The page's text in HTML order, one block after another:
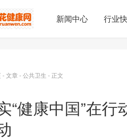
新闻中心 行业
-文章-公共卫生 - 正文
“健康中国”在